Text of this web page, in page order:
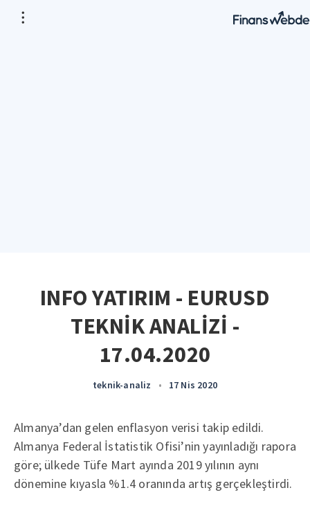
INFO YATIRIM - EURUSD
TEKNİK ANALİZİ -
17.04.2020
teknik-analiz • 17 Nis 2020
Almanya’dan gelen enflasyon verisi takip edildi.
Almanya Federal İstatistik Ofisi’nin yayınladığı rapora
göre; ülkede Tüfe Mart ayında 2019 yılının aynı
dönemine kıyasla %1.4 oranında artış gerçekleştirdi.